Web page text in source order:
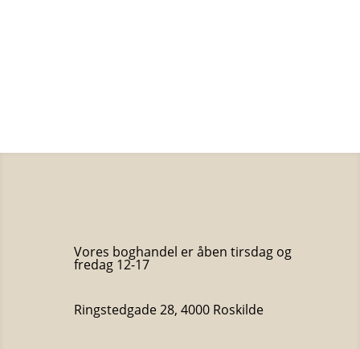
Vores boghandel er åben tirsdag og
fredag 12-17
Ringstedgade 28, 4000 Roskilde